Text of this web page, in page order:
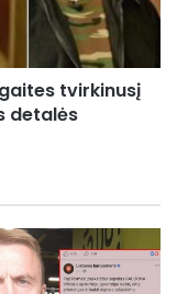
tvirkinusį
detalės